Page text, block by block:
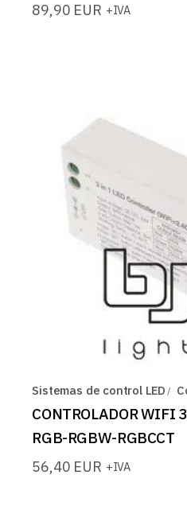
89,90 EUR +IVA
Sistemas de control LED
CONTROLADOR WIFI
RGB-RGBW-RGBCCT
56,40 EUR +IVA